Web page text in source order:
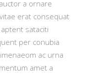
a ornare
erat consequat
sataciti
per conubia
ac urna
amet a